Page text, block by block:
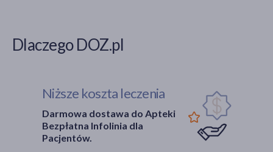
Dlaczego DOZ.pl
Niższe koszta leczenia
Darmowa dostawa do Apteki
Bezpłatna Infolinia dla
Pacjentów.